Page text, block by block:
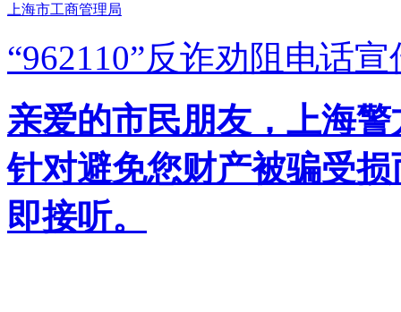
上海市工商管理局
“962110”反诈劝阻电话宣
亲爱的市民朋友，上海
针对避免您财产被骗受
即接听。